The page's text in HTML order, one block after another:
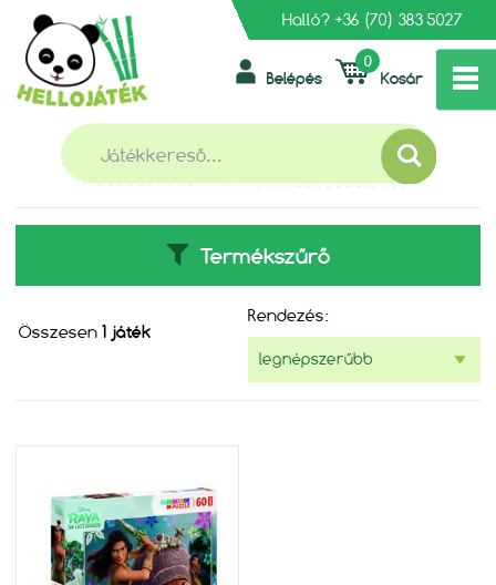
Halló? +36 (70) 383 5027
Kosár
0
Belépés
» RAYA ÉS AZ UTOLSÓ SÁRKÁNY
RAYA ÉS AZ UTOLSÓ SÁRKÁNY
Termékszűrő
Összesen 1 játék
Rendezés: